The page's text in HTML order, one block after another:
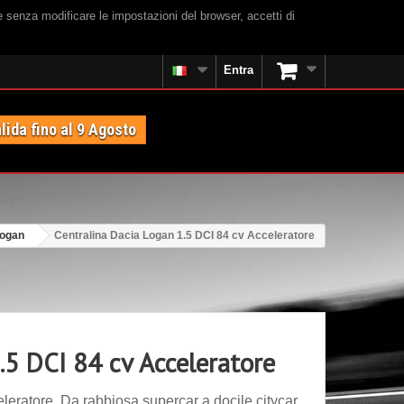
modificare le impostazioni del browser, accetti di
Entra
fino al 9 Agosto
Centralina Dacia Logan 1.5 DCI 84 cv Acceleratore
DCI 84 cv Acceleratore
Da rabbiosa supercar a docile citycar